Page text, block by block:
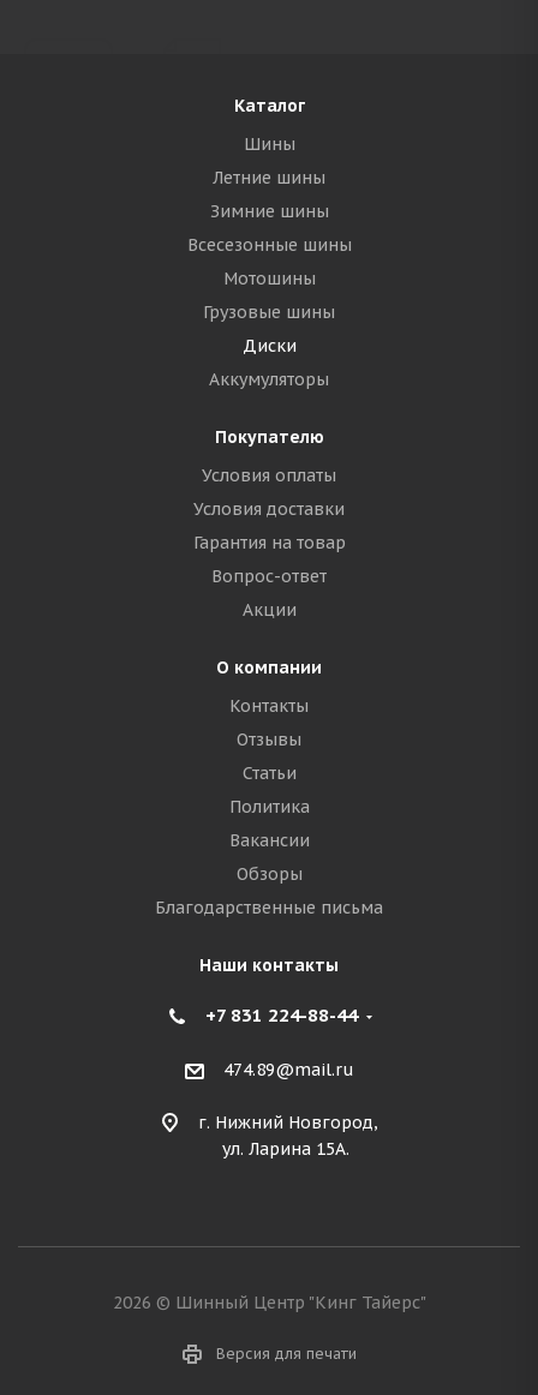
Каталог
Шины
Летние шины
Зимние шины
Всесезонные шины
Мотошины
Грузовые шины
Диски
Аккумуляторы
Покупателю
Условия оплаты
Условия доставки
Гарантия на товар
Вопрос-ответ
Акции
О компании
Контакты
Отзывы
Статьи
Политика
Вакансии
Обзоры
Благодарственные письма
Наши контакты
+7 831 224-88-44
474.89@mail.ru
г. Нижний Новгород,
ул. Ларина 15А.
2026 © Шинный Центр "Кинг Тайерс"
Версия для печати